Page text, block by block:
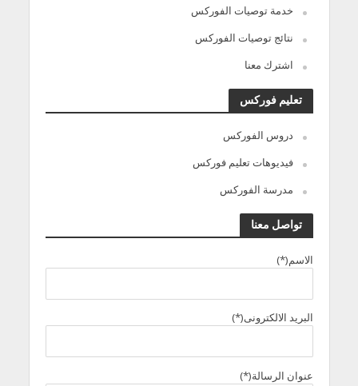
خدمة توصيات الفوركس
نتائج توصيات الفوركس
اشترك معنا
تعليم فوركس
دروس الفوركس
فيديوهات تعليم فوركس
مدرسة الفوركس
تواصل معنا
الاسم(*)
البريد الالكترونى(*)
عنوان الرسالة(*)